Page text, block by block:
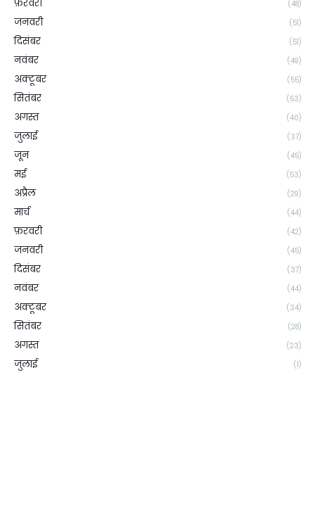
फ़रवरी (48)
जनवरी (51)
दिसंबर (51)
नवंबर (49)
अक्टूबर (55)
सितंबर (53)
अगस्त (40)
जुलाई (37)
जून (45)
मई (53)
अप्रैल (29)
मार्च (44)
फ़रवरी (42)
जनवरी (45)
दिसंबर (37)
नवंबर (44)
अक्टूबर (34)
सितंबर (28)
अगस्त (23)
जुलाई (1)